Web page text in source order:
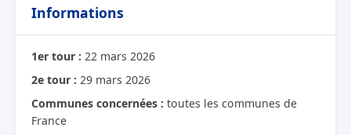
Informations
1er tour : 22 mars 2026
2e tour : 29 mars 2026
Communes concernées : toutes les communes de
France